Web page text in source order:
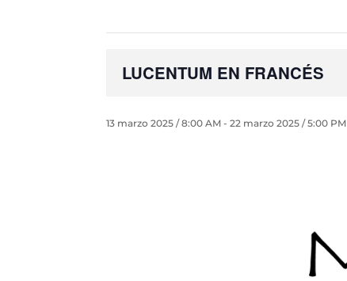
LUCENTUM EN FRANCÉS
13 marzo 2025 / 8:00 AM -22 marzo 2025 / 5:00 PM